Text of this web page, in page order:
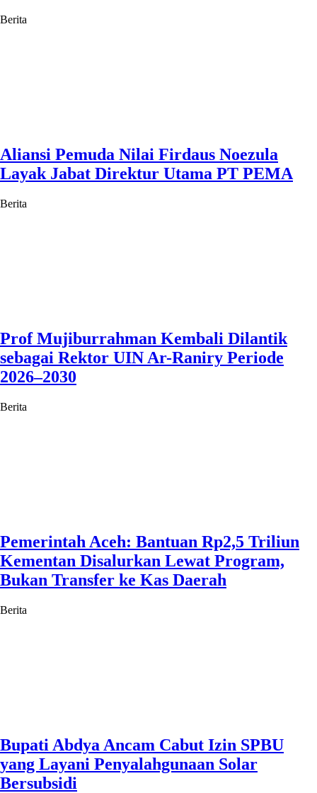
Berita
Aliansi Pemuda Nilai Firdaus Noezula
Layak Jabat Direktur Utama PT PEMA
Berita
Prof Mujiburrahman Kembali Dilantik
sebagai Rektor UIN Ar-Raniry Periode
2026–2030
Berita
Pemerintah Aceh: Bantuan Rp2,5 Triliun
Kementan Disalurkan Lewat Program,
Bukan Transfer ke Kas Daerah
Berita
Bupati Abdya Ancam Cabut Izin SPBU
yang Layani Penyalahgunaan Solar
Bersubsidi